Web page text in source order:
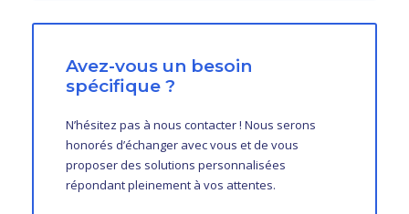
Avez-vous un besoin
spécifique ?
N’hésitez pas à nous contacter ! Nous serons
honorés d’échanger avec vous et de vous
proposer des solutions personnalisées
répondant pleinement à vos attentes.